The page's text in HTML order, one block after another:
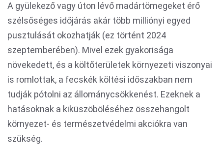
A gyülekező vagy úton lévő madártömegeket érő
szélsőséges időjárás akár több milliónyi egyed
pusztulását okozhatják (ez történt 2024
szeptemberében). Mivel ezek gyakorisága
növekedett, és a költőterületek környezeti viszonyai
is romlottak, a fecskék költési időszakban nem
tudják pótolni az állománycsökkenést. Ezeknek a
hatásoknak a kiküszöböléséhez összehangolt
környezet- és természetvédelmi akciókra van
szükség.